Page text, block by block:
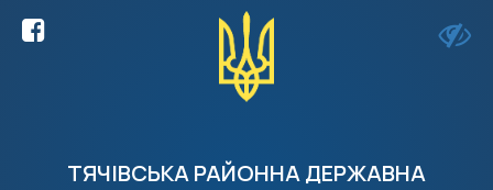
ТЯЧІВСЬКА РАЙОННА ДЕРЖАВНА